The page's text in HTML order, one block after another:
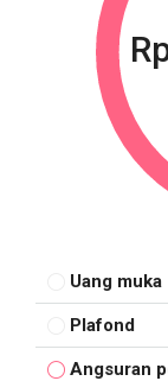
Uang muka
Plafond
Angsuran